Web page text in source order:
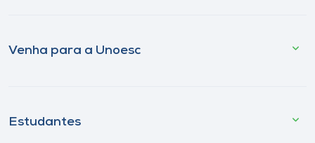
Venha para a Unoesc
Estudantes